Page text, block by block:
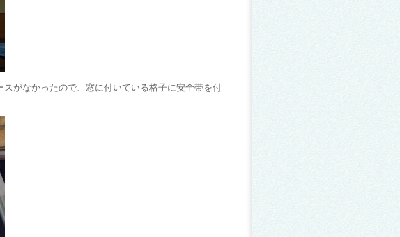
がなかったので、窓に付いている格子に安全帯を付